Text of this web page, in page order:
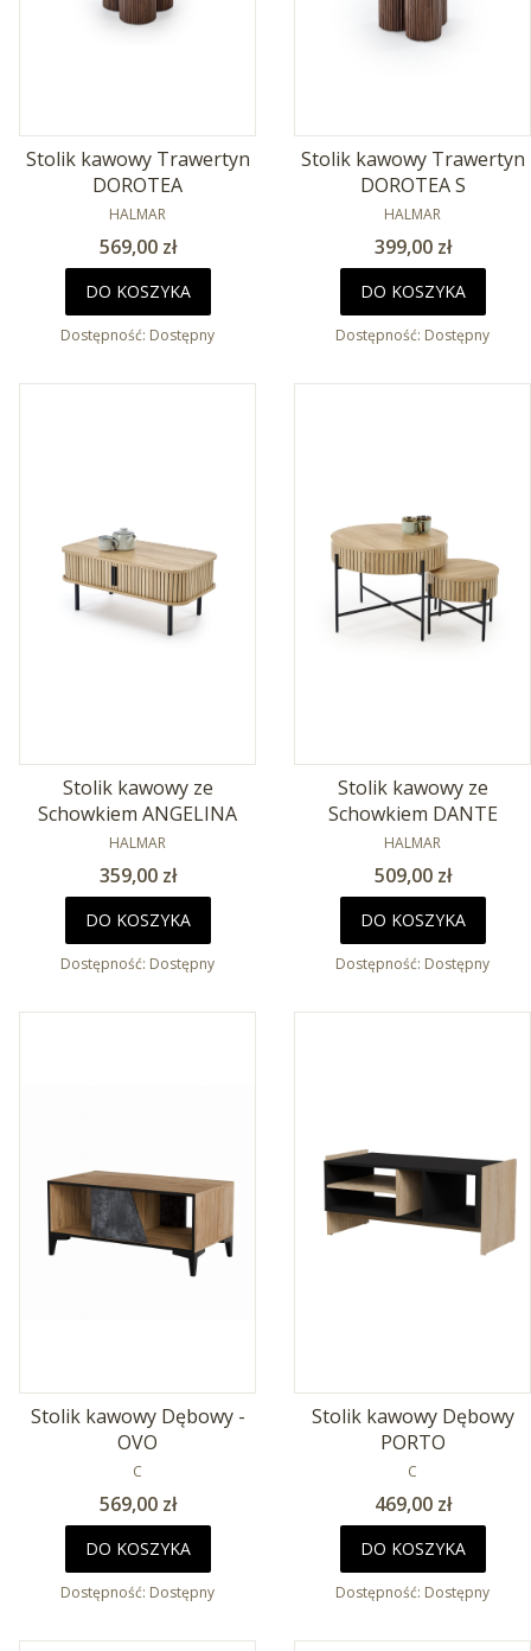
Stolik kawowy Trawertyn
DOROTEA
PRODUCENT
HALMAR
Cena
569,00 zł
DO KOSZYKA
Dostępność: Dostępny
Stolik kawowy Trawertyn
DOROTEA S
PRODUCENT
HALMAR
Cena
399,00 zł
DO KOSZYKA
Dostępność: Dostępny
Stolik kawowy ze
Schowkiem ANGELINA
PRODUCENT
HALMAR
Cena
359,00 zł
DO KOSZYKA
Dostępność: Dostępny
Stolik kawowy ze
Schowkiem DANTE
PRODUCENT
HALMAR
Cena
509,00 zł
DO KOSZYKA
Dostępność: Dostępny
Stolik kawowy Dębowy -
OVO
PRODUCENT
C
Cena
569,00 zł
DO KOSZYKA
Dostępność: Dostępny
Stolik kawowy Dębowy
PORTO
PRODUCENT
C
Cena
469,00 zł
DO KOSZYKA
Dostępność: Dostępny